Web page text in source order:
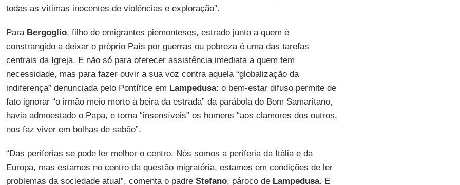
todas as vítimas inocentes de violências e exploração”.
Para Bergoglio, filho de emigrantes piemonteses, estrado junto a quem é
constrangido a deixar o próprio País por guerras ou pobreza é uma das tarefas
centrais da Igreja. E não só para oferecer assistência imediata a quem tem
necessidade, mas para fazer ouvir a sua voz contra aquela “globalização da
indiferença” denunciada pelo Pontífice em Lampedusa: o bem-estar difuso permite de
fato ignorar “o irmão meio morto à beira da estrada” da parábola do Bom Samaritano,
havia admoestado o Papa, e torna “insensíveis” os homens “aos clamores dos outros,
nos faz viver em bolhas de sabão”.
“Das periferias se pode ler melhor o centro. Nós somos a periferia da Itália e da
Europa, mas estamos no centro da questão migratória, estamos em condições de ler
problemas da sociedade atual”, comenta o padre Stefano, pároco de Lampedusa. E